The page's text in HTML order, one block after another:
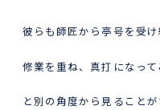
彼らも師匠から亭号を受け
修業を重ね、真打になっ
と別の角度から見ること